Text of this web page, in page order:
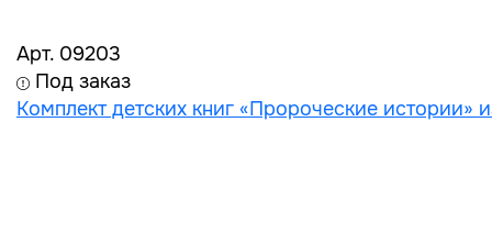
Арт. 09203
Под заказ
Комплект детских книг «Пророческие истории»